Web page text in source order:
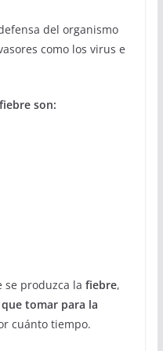
del organismo
como los virus e
son:
se produzca la fiebre,
que tomar para la
cuánto tiempo.